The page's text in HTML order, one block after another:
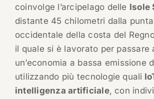
coinvolge l’arcipelago delle Isole
distante 45 chilometri dalla
occidentale della costa del
il quale si è lavorato per passare
un’economia a bassa emissione
utilizzando più tecnologie quali
intelligenza artificiale, con